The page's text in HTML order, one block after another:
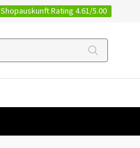
Shopauskunft Rating 4.61/5.00